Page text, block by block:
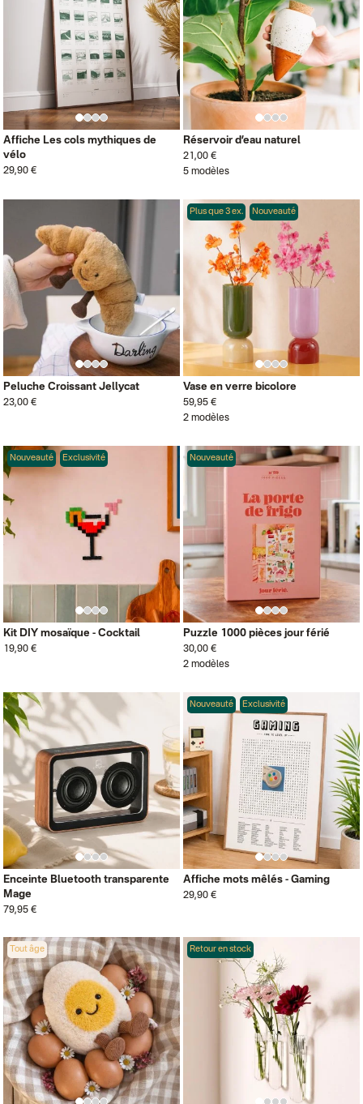
Affiche Les cols mythiques de
vélo
29,90 €
Réservoir d’eau naturel
21,00 €
5 modèles
Peluche Croissant Jellycat
23,00 €
Plus que 3 ex. Nouveauté
Vase en verre bicolore
59,95 €
2 modèles
Nouveauté Exclusivité
Kit DIY mosaïque - Cocktail
19,90 €
Nouveauté
Puzzle 1000 pièces jour férié
30,00 €
2 modèles
Enceinte Bluetooth transparente
Mage
79,95 €
Nouveauté Exclusivité
Affiche mots mêlés - Gaming
29,90 €
Tout âge Retour en stock